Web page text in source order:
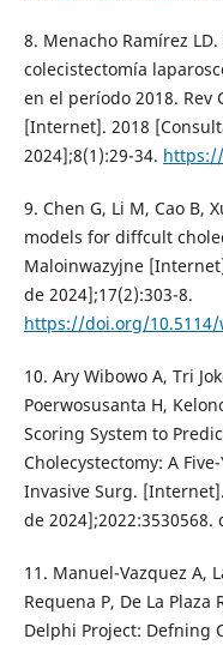
8. Menacho Ramírez
colecistectomía
en el período 2018. Rev
[Internet]. 2018
2024];8(1):29-34.
9. Chen G, Li M, Cao B,
models for diffcult
Maloinwazyjne
de 2024];17(2):303-8.
https://doi.org/10.5114/
10. Ary Wibowo A, Tri
Poerwosusanta H,
Scoring System to
Cholecystectomy: A
Invasive Surg.
de 2024];2022:3530568.
11. Manuel-Vazquez A,
Requena P, De La Plaza
Delphi Project: Defning